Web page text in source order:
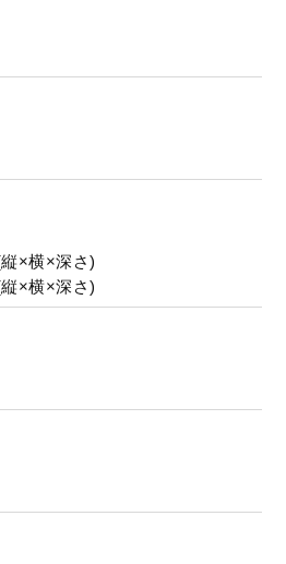
×横×深さ)
×横×深さ)